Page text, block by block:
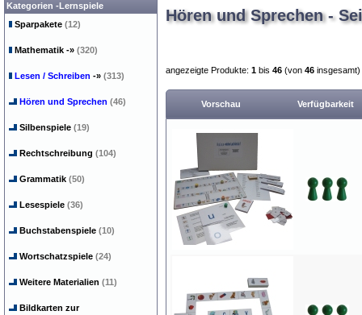
Hören und Sprechen -
angezeigte Produkte: 1 bis 46 (von 46 insgesamt)
Vorschau Verfügbarkeit
Kategorien -Lernspiele
Sparpakete (12)
Mathematik -» (320)
Lesen / Schreiben -» (313)
Hören und Sprechen (46)
Silbenspiele (19)
Rechtschreibung (104)
Grammatik (50)
Lesespiele (36)
Buchstabenspiele (10)
Wortschatzspiele (24)
Weitere Materialien (11)
Bildkarten zur